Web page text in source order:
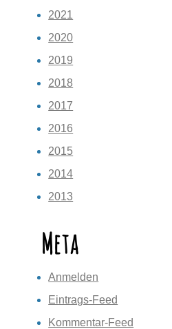
2021
2020
2019
2018
2017
2016
2015
2014
2013
Meta
Anmelden
Eintrags-Feed
Kommentar-Feed